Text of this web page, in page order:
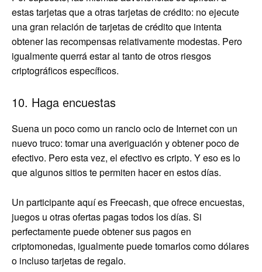
estas tarjetas que a otras tarjetas de crédito: no ejecute
una gran relación de tarjetas de crédito que intenta
obtener las recompensas relativamente modestas. Pero
igualmente querrá estar al tanto de otros riesgos
criptográficos específicos.
10. Haga encuestas
Suena un poco como un rancio ocio de Internet con un
nuevo truco: tomar una averiguación y obtener poco de
efectivo. Pero esta vez, el efectivo es cripto. Y eso es lo
que algunos sitios te permiten hacer en estos días.
Un participante aquí es Freecash, que ofrece encuestas,
juegos u otras ofertas pagas todos los días. Si
perfectamente puede obtener sus pagos en
criptomonedas, igualmente puede tomarlos como dólares
o incluso tarjetas de regalo.